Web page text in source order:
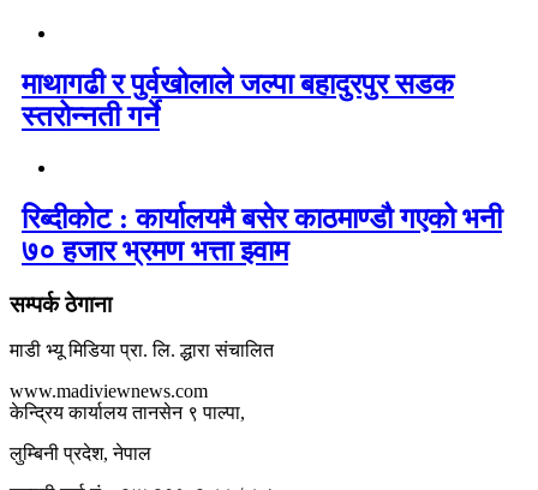
माथागढी र पुर्वखोलाले जल्पा बहादुरपुर सडक
स्तरोन्नती गर्ने
रिब्दीकोट : कार्यालयमै बसेर काठमाण्डौ गएको भनी
७० हजार भ्रमण भत्ता झ्वाम
सम्पर्क ठेगाना
माडी भ्यू मिडिया प्रा. लि. द्धारा संचालित
www.madiviewnews.com
केन्द्रिय कार्यालय तानसेन ९ पाल्पा,
लुम्बिनी प्रदेश, नेपाल